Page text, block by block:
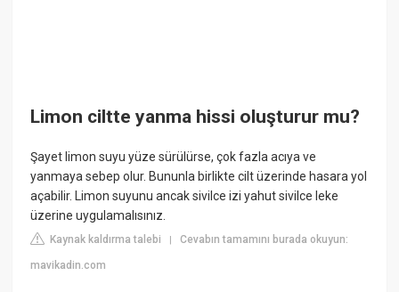
Limon ciltte yanma hissi oluşturur mu?
Şayet limon suyu yüze sürülürse, çok fazla acıya ve
yanmaya sebep olur. Bununla birlikte cilt üzerinde hasara yol
açabilir. Limon suyunu ancak sivilce izi yahut sivilce leke
üzerine uygulamalısınız.
Kaynak kaldırma talebi |Cevabın tamamını burada okuyun:
mavikadin.com